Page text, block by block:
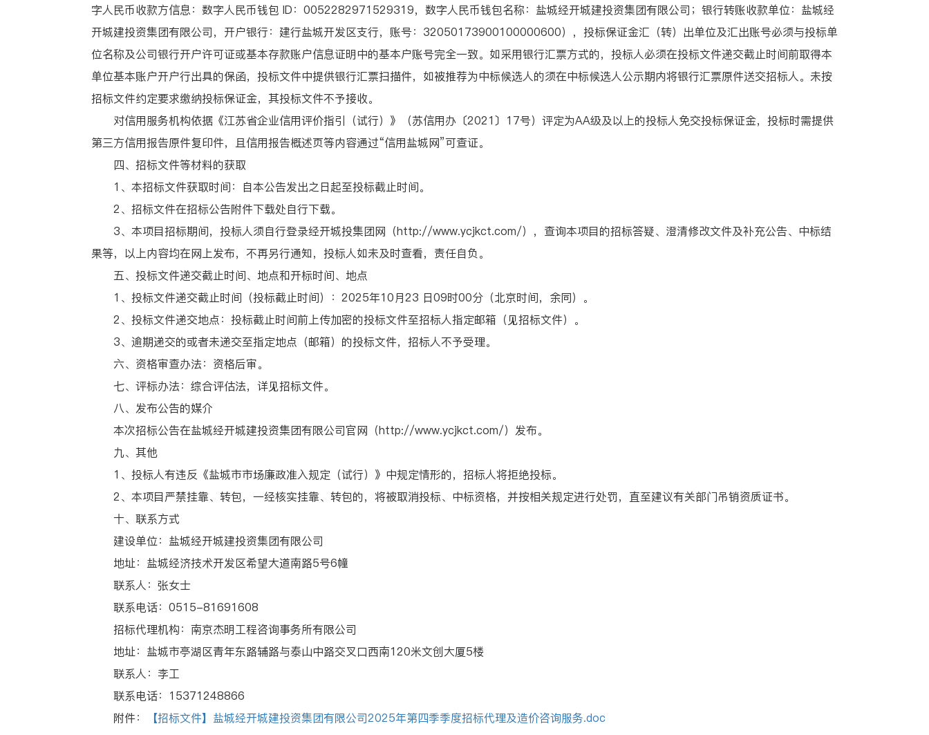
字人民币收款方信息：数字人民币钱包 ID：0052282971529319，数字人民币钱包名称：盐城经开城建投资集团有限公司；银行转账收款单位：盐城经
开城建投资集团有限公司，开户银行：建行盐城开发区支行，账号：32050173900100000600），投标保证金汇（转）出单位及汇出账号必须与投标单
位名称及公司银行开户许可证或基本存款账户信息证明中的基本户账号完全一致。如采用银行汇票方式的，投标人必须在投标文件递交截止时间前取得本
单位基本账户开户行出具的保函，投标文件中提供银行汇票扫描件，如被推荐为中标候选人的须在中标候选人公示期内将银行汇票原件送交招标人。未按
招标文件约定要求缴纳投标保证金，其投标文件不予接收。
对信用服务机构依据《江苏省企业信用评价指引（试行）》（苏信用办〔2021〕17号）评定为AA级及以上的投标人免交投标保证金，投标时需提供
第三方信用报告原件复印件，且信用报告概述页等内容通过“信用盐城网”可查证。
四、招标文件等材料的获取
1、本招标文件获取时间：自本公告发出之日起至投标截止时间。
2、招标文件在招标公告附件下载处自行下载。
3、本项目招标期间，投标人须自行登录经开城投集团网（http://www.ycjkct.com/），查询本项目的招标答疑、澄清修改文件及补充公告、中标结
果等，以上内容均在网上发布，不再另行通知，投标人如未及时查看，责任自负。
五、投标文件递交截止时间、地点和开标时间、地点
1、投标文件递交截止时间（投标截止时间）：2025年10月23 日09时00分（北京时间，余同）。
2、投标文件递交地点：投标截止时间前上传加密的投标文件至招标人指定邮箱（见招标文件）。
3、逾期递交的或者未递交至指定地点（邮箱）的投标文件，招标人不予受理。
六、资格审查办法：资格后审。
七、评标办法：综合评估法，详见招标文件。
八、发布公告的媒介
本次招标公告在盐城经开城建投资集团有限公司官网（http://www.ycjkct.com/）发布。
九、其他
1、投标人有违反《盐城市市场廉政准入规定（试行）》中规定情形的，招标人将拒绝投标。
2、本项目严禁挂靠、转包，一经核实挂靠、转包的，将被取消投标、中标资格，并按相关规定进行处罚，直至建议有关部门吊销资质证书。
十、联系方式
建设单位：盐城经开城建投资集团有限公司
地址：盐城经济技术开发区希望大道南路5号6幢
联系人：张女士
联系电话：0515-81691608
招标代理机构：南京杰明工程咨询事务所有限公司
地址：盐城市亭湖区青年东路辅路与泰山中路交叉口西南120米文创大厦5楼
联系人：李工
联系电话：15371248866
附件：
【招标文件】盐城经开城建投资集团有限公司2025年第四季季度招标代理及造价咨询服务.doc